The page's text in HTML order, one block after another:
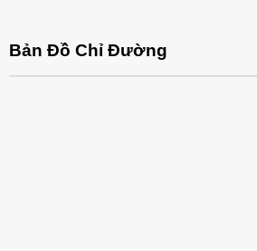
Bản Đồ Chỉ Đường